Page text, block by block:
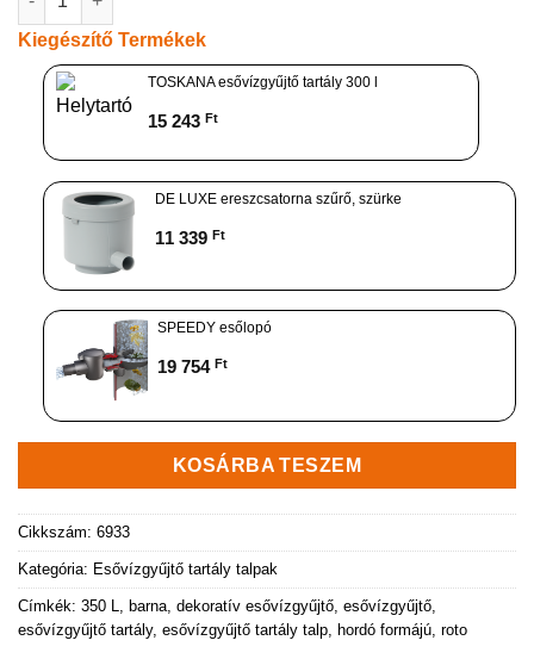
Kiegészítő Termékek
TOSKANA esővízgyűjtő tartály 300 l
15 243 Ft
DE LUXE ereszcsatorna szűrő, szürke
11 339 Ft
SPEEDY esőlopó
19 754 Ft
KOSÁRBA TESZEM
Cikkszám: 6933
Kategória: Esővízgyűjtő tartály talpak
Címkék: 350 L barna dekoratív esővízgyűjtő esővízgyűjtő
esővízgyűjtő tartály, esővízgyűjtő tartály talp hordó formájú roto